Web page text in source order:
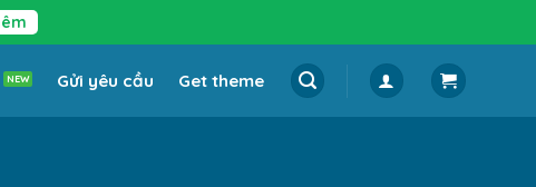
Gửi yêu cầu Get theme